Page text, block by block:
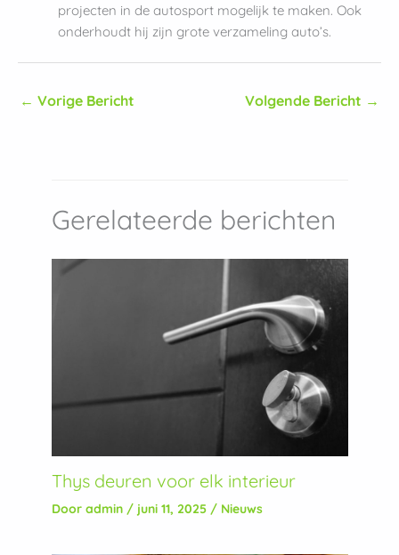
projecten in de autosport mogelijk te maken. Ook
onderhoudt hij zijn grote verzameling auto’s.
← Vorige Bericht Volgende Bericht →
Gerelateerde berichten
Thys deuren voor elk interieur
Door admin / juni 11, 2025 / Nieuws